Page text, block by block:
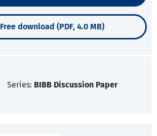
Free download (PDF, 4.0 MB)
Series: BIBB Discussion Paper